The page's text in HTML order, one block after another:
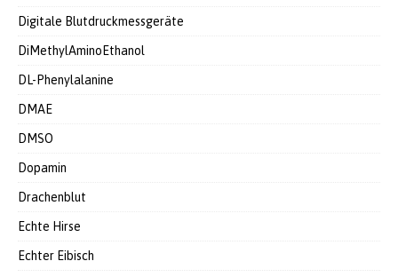
Digitale Blutdruckmessgeräte
DiMethylAminoEthanol
DL-Phenylalanine
DMAE
DMSO
Dopamin
Drachenblut
Echte Hirse
Echter Eibisch